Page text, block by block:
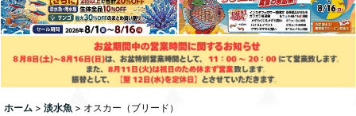
ホーム > 淡水魚 > オスカー（ブリード）